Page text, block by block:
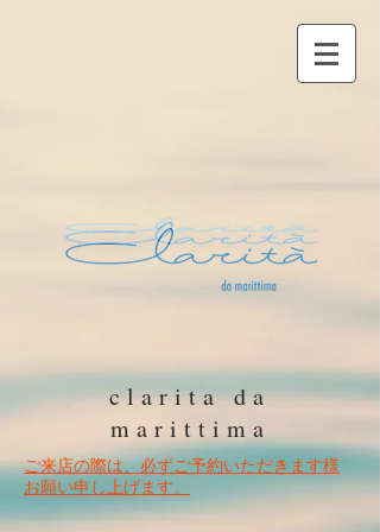
clarita da
m arittima
ご来店の際は、必ずご予約いただきます様
お願い申し上げます。